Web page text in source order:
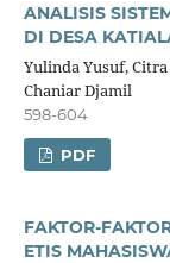
ANALISIS
DI DESA
Yulinda Yusuf,
Chaniar Djamil
598-604
PDF
FAKTOR-
ETIS